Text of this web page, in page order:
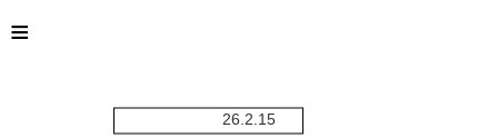
≡
26.2.15